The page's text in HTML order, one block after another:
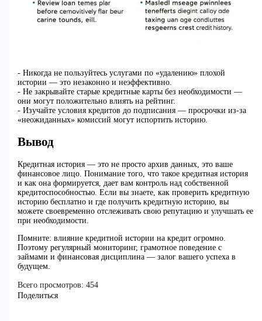
- Никогда не пользуйтесь услугами по «удалению» плохой
истории — это незаконно и неэффективно.
- Не закрывайте старые кредитные карты без необходимости —
они могут положительно влиять на рейтинг.
- Изучайте условия кредитов до подписания — просрочки из-за
«неожиданных» комиссий могут испортить историю.
Вывод
Кредитная история — это не просто архив данных, это ваше
финансовое лицо. Понимание того, что такое кредитная история
и как она формируется, дает вам контроль над собственной
кредитоспособностью. Если вы знаете, как проверить кредитную
историю бесплатно и где получить кредитную историю, вы
можете своевременно отслеживать свою репутацию и улучшать ее
при необходимости.
Помните: влияние кредитной истории на кредит огромно.
Поэтому регулярный мониторинг, грамотное поведение с
займами и финансовая дисциплина — залог вашего успеха в
будущем.
Всего просмотров: 454
Поделиться